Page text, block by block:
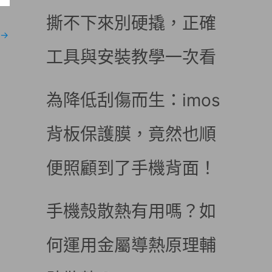
→
撕不下來別硬撬，正確
工具與安裝教學一次看
為降低刮傷而生：imos
背板保護膜，竟然也順
便照顧到了手機背面！
手機殼散熱有用嗎？如
何運用金屬導熱原理輔